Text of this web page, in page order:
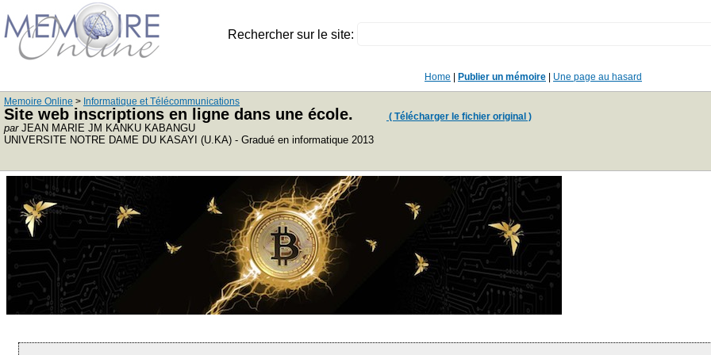
Rechercher sur le site:
Home Publier un mémoire Une page au hasard
Memoire Online > Informatique et Télécommunications
Site web inscriptions en ligne dans une école. ( Télécharger le fichier original )
parJEAN MARIE JM KANKU KABANGU
UNIVERSITE NOTRE DAME DU KASAYI (U.KA) - Gradué en informatique 2013